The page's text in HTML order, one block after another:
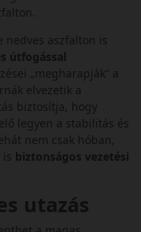
nedves aszfalton is
útfogással
„megharapják” a
elvezetik a
biztosítja, hogy
legyen a stabilitás és
nem csak hóban,
is biztonságos vezetési
utazás